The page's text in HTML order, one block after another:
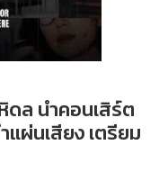
ล นำคอนเสิร์ต
ผ่นเสียง เตรียม